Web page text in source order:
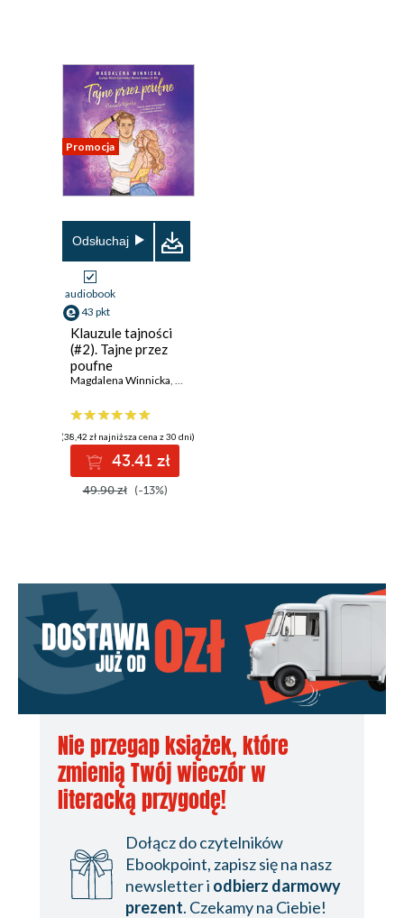
Promocja
Odsłuchaj
audiobook
43 pkt
Klauzule tajności
(#2). Tajne przez
poufne
Magdalena Winnicka, Magdalena Winnicka
(38,42 zł najniższa cena z 30 dni)
43.41 zł
49.90 zł (-13%)
Nie przegap książek, które
zmienią Twój wieczór w
literacką przygodę!
Dołącz do czytelników
Ebookpoint, zapisz się na nasz
newsletter i odbierz darmowy
prezent. Czekamy na Ciebie!